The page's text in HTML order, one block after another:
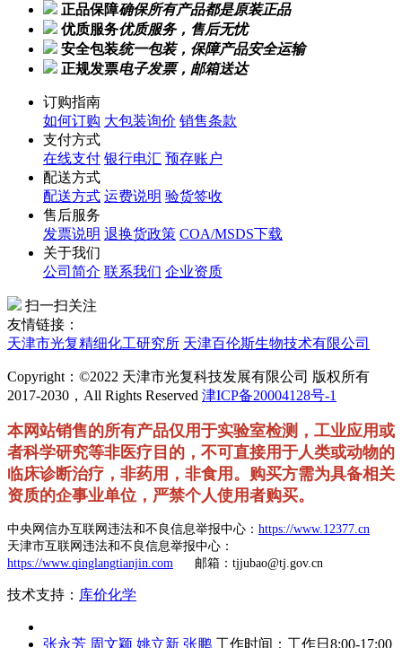
正品保障确保所有产品都是原装正品
优质服务优质服务，售后无忧
安全包装统一包装，保障产品安全运输
正规发票电子发票，邮箱送达
订购指南
如何订购 大包装询价 销售条款
支付方式
在线支付 银行电汇 预存账户
配送方式
配送方式 运费说明 验货签收
售后服务
发票说明 退换货政策 COA/MSDS下载
关于我们
公司简介 联系我们 企业资质
扫一扫关注
友情链接：
天津市光复精细化工研究所 天津百伦斯生物技术有限公司
Copyright：©2022 天津市光复科技发展有限公司 版权所有
2017-2030，All Rights Reserved 津ICP备20004128号-1
本网站销售的所有产品仅用于实验室检测，工业应用或
者科学研究等非医疗目的，不可直接用于人类或动物的
临床诊断治疗，非药用，非食用。购买方需为具备相关
资质的企事业单位，严禁个人使用者购买。
中央网信办互联网违法和不良信息举报中心： https://www.12377.cn
天津市互联网违法和不良信息举报中心：
https://www.qinglangtianjin.com 邮箱：tjjubao@tj.gov.cn
技术支持： 库价化学
张永芳 周文颖 姚立新 张鹏 工作时间：工作日8:00-17:00